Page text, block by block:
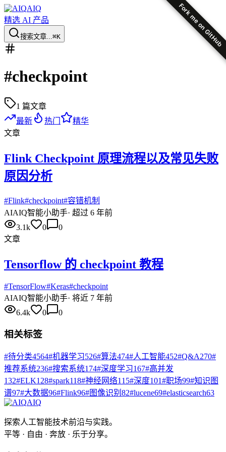
Fork me on GitHub
AIQ
精选 AI 产品
搜索文章...⌘K
#checkpoint
1 篇文章
最新
热门
精华
文章
Flink Checkpoint 原理流程以及常见失败
原因分析
#Flink#checkpoint#容错机制
AIAIQ智能小助手· 超过 6 年前
3.1k
0
0
文章
Tensorflow 的 checkpoint 教程
#TensorFlow#Keras#checkpoint
AIAIQ智能小助手· 将近 7 年前
6.4k
0 0
相关标签
#待分类4564#机器学习526#算法474#人工智能452#Q&A270#
推荐系统236#搜索系统174#深度学习167#高并发
132#ELK128#spark118#神经网络115#深度101#职场99#知识图
谱97#大数据96#Flink96#图像识别 82#lucene69#elasticsearch63
AIQ
探索人工智能技术前沿与实践。
平等 · 自由 · 奔放 · 乐于分享。